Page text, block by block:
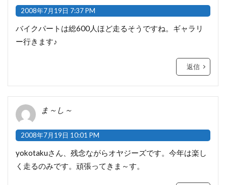
2008年7月19日 7:37 PM
バイクパートは総600人ほど走るそうですね。ギャラリ
ー行きます♪
返信
ま～し～
2008年7月19日 10:01 PM
yokotakuさん、残念ながらオヤジーズです。今年は楽し
く走るのみです。頑張ってきま～す。